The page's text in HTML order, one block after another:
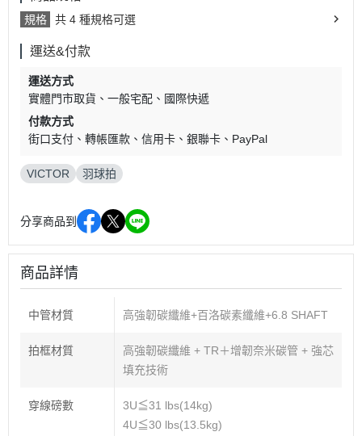
規格 共 4 種規格可選
運送&付款
運送方式
實體門市取貨
一般宅配
國際快遞
付款方式
街口支付
轉帳匯款 信用卡 銀聯卡 PayPal
VICTOR 羽球拍
分享商品到
商品詳情
中管材質 高強韌碳纖維+百洛碳素纖維+6.8 SHAFT
拍框材質
高強韌碳纖維 + TR＋增韌奈米碳管 + 強芯
填充技術
穿線磅數
3U≦31 lbs(14kg)
4U≦30 lbs(13.5kg)